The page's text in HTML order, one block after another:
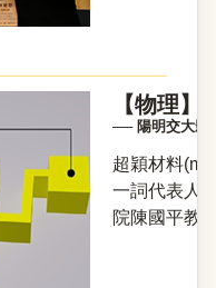
【物理
── 陽明交大影
超穎材料
一詞代表人
院陳國平教